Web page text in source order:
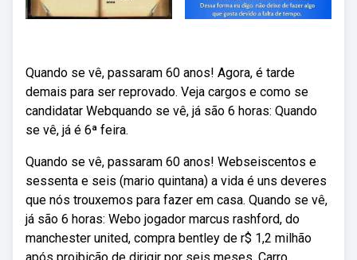
Quando se vê, passaram 60 anos! Agora, é tarde
demais para ser reprovado. Veja cargos e como se
candidatar Webquando se vê, já são 6 horas: Quando
se vê, já é 6ª feira.
Quando se vê, passaram 60 anos! Webseiscentos e
sessenta e seis (mario quintana) a vida é uns deveres
que nós trouxemos para fazer em casa. Quando se vê,
já são 6 horas: Webo jogador marcus rashford, do
manchester united, compra bentley de r$ 1,2 milhão